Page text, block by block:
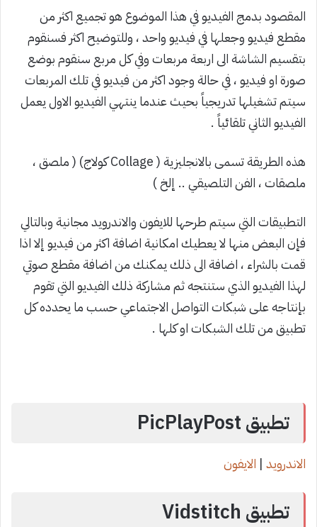
المقصود بدمج الفيديو في هذا الموضوع هو تجميع اكثر من
مقطع فيديو وجعلها في فيديو واحد ، وللتوضيح اكثر فسنقوم
بتقسيم الشاشة الى اربعة مربعات وفي كل مربع سنقوم بوضع
صورة او فيديو ، في حالة وجود اكثر من فيديو في تلك المربعات
سيتم تشغيلها تدريجياً بحيث عندما ينتهي الفيديو الاول يعمل
الفيديو الثاني تلقائياً .
هذه الطريقة تسمى بالانجليزية ( Collage كولاج) ( ملصق ،
ملصقات ، الفن التلصيقي .. إلخ )
التطبيقات التي سيتم طرحها للايفون والاندرويد مجانية وبالتالي
فإن البعض منها لا يعطيك امكانية اضافة اكثر من فيديو إلا اذا
قمت بالشراء ، اضافة الى ذلك يمكنك من اضافة مقطع صوتي
لهذا الفيديو الذي ستنتجه ثم مشاركة ذلك الفيديو التي تقوم
بإنتاجه على شبكات التواصل الاجتماعي حسب ما يحدده كل
تطبيق من تلك الشبكات او كلها .
تطبيق PicPlayPost
الاندرويد | الايفون
تطبيق Vidstitch